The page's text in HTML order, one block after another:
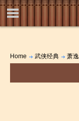
Home 武侠经典 萧逸